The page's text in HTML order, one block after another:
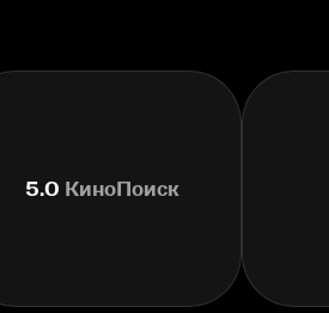
5.0 КиноПоиск